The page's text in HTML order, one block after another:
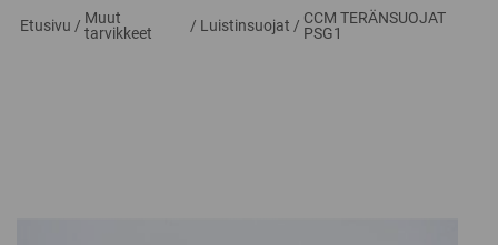
Etusivu / Muut
tarvikkeet
/ Luistinsuojat / CCM TERÄNSUOJAT
PSG1